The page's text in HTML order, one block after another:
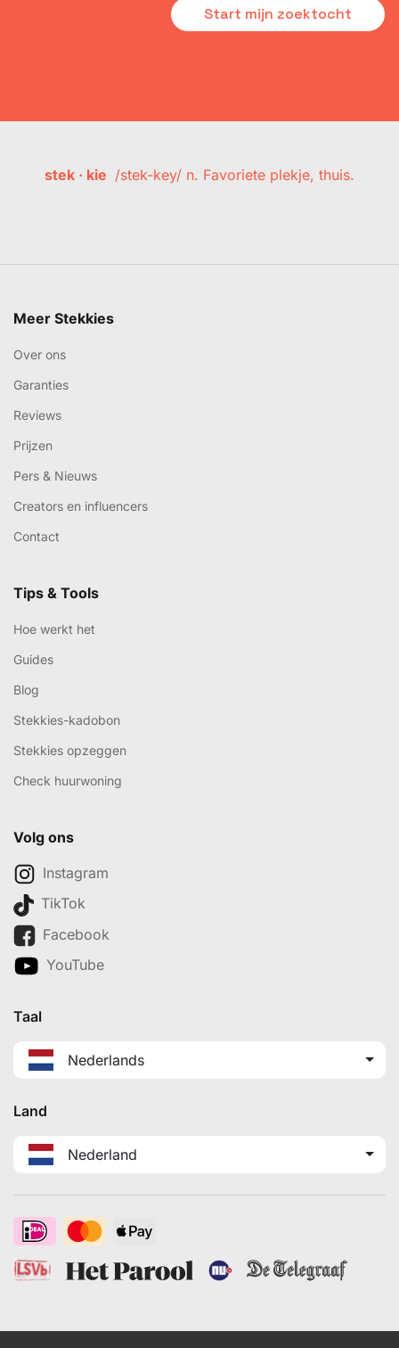
Start mijn zoektocht
stek · kie /stek-key/ n. Favoriete plekje, thuis.
Meer Stekkies
Over ons
Garanties
Reviews
Prijzen
Pers & Nieuws
Creators en influencers
Contact
Tips & Tools
Hoe werkt het
Guides
Blog
Stekkies-kadobon
Stekkies opzeggen
Check huurwoning
Volg ons
Instagram
TikTok
Facebook
YouTube
Taal
Nederlands
Land
Nederland